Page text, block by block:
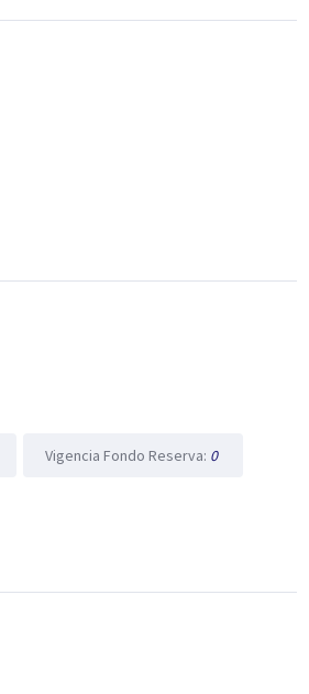
Vigencia Fondo Reserva: 0